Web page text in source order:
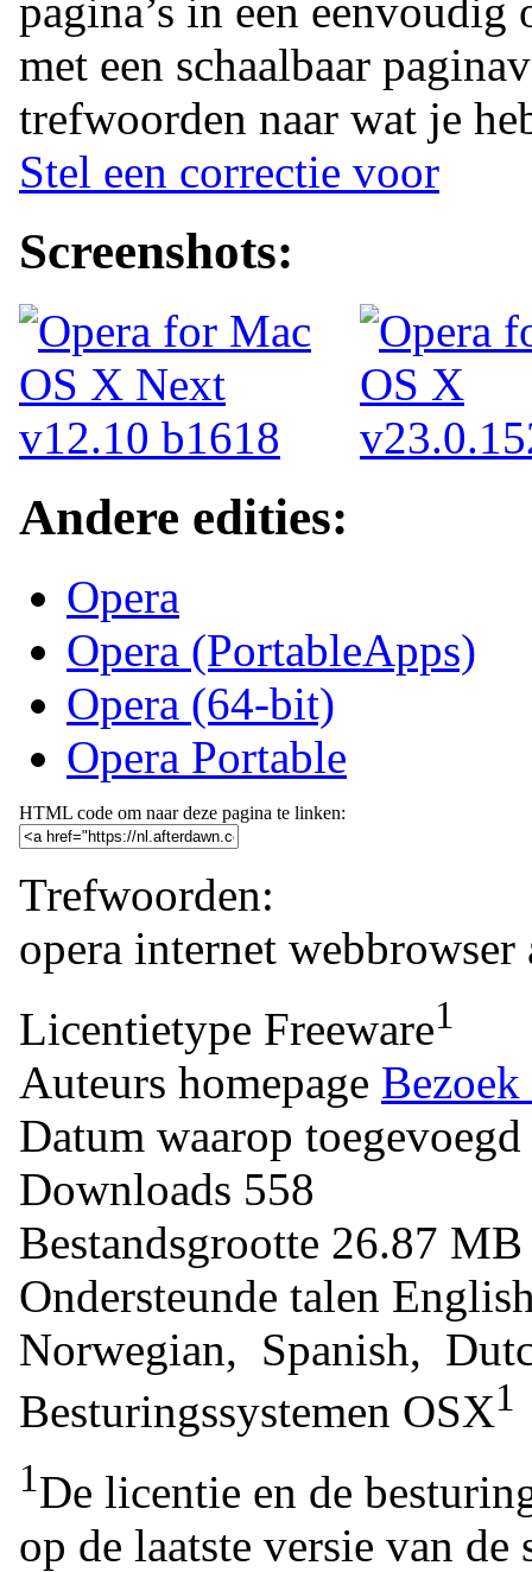
pagina’s in een
met een schaalbaar
trefwoorden naar wat je
Stel een correctie voor
Screenshots:
Andere edities:
Opera
Opera (PortableApps)
Opera (64-bit)
Opera Portable
HTML code om naar deze pagina te linken:
Trefwoorden:
opera internet webbrowser
Licentietype Freeware1
Auteurs homepage
Datum waarop toegevoegd
Downloads 558
Bestandsgrootte 26.87
Ondersteunde talen
Norwegian, Spanish,
Besturingssystemen OSX1
1De licentie en de
op de laatste versie van de